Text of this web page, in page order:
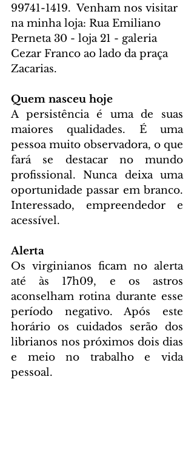
99741-1419.  Venham nos visitar
na minha loja: Rua Emiliano
Perneta 30 - loja 21 - galeria
Cezar Franco ao lado da praça
Zacarias.
Quem nasceu hoje
A persistência é uma de suas
maiores qualidades. É uma
pessoa muito observadora, o que
fará se destacar no mundo
profissional. Nunca deixa uma
oportunidade passar em branco.
Interessado, empreendedor e
acessível.
Alerta
Os virginianos ficam no alerta
até às 17h09, e os astros
aconselham rotina durante esse
período negativo. Após este
horário os cuidados serão dos
librianos nos próximos dois dias
e meio no trabalho e vida
pessoal.